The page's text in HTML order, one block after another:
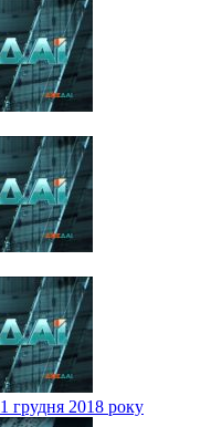
грудня 2018 року